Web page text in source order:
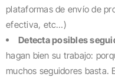
plataformas de envío de
efectiva, etc…)
Detecta posibles
hagan bien su trabajo:
muchos seguidores basta.